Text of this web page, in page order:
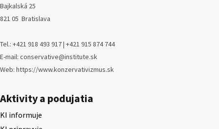
Bajkalská 25
821 05 Bratislava
Tel.: +421 918 493 917 | +421 915 874 744
E-mail: conservative@institute.sk
Web: https://www.konzervativizmus.sk
Aktivity a podujatia
KI informuje